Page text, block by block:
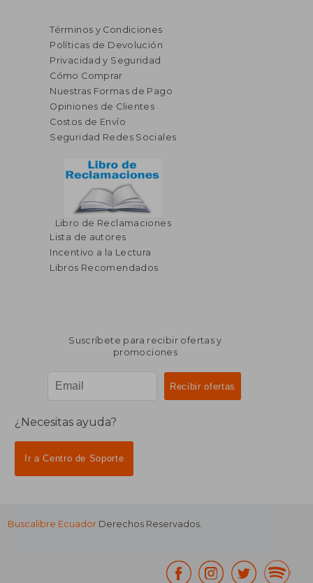
Términos y Condiciones
Políticas de Devolución
Privacidad y Seguridad
Cómo Comprar
Nuestras Formas de Pago
Opiniones de Clientes
Costos de Envío
Seguridad Redes Sociales
Libro de Reclamaciones
Lista de autores
Incentivo a la Lectura
Libros Recomendados
Suscríbete para recibir ofertas y
promociones
¿Necesitas ayuda?
Ir a Centro de Soporte
Buscalibre Ecuador Derechos Reservados.